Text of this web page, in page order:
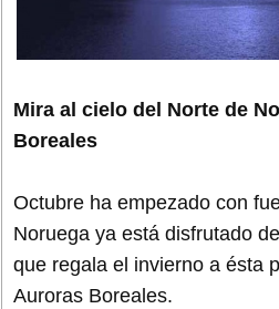
Mira al cielo del Norte de
Boreales
Octubre ha empezado con
Noruega ya está disfrutado
que regala el invierno a ésta
Auroras Boreales.